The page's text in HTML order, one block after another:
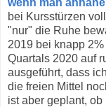
bei Kursstürzen
"nur" die Ruhe
2019 bei knapp
Quartals 2020 auf
ausgeführt, dass
die freien Mittel
ist aber geplant,